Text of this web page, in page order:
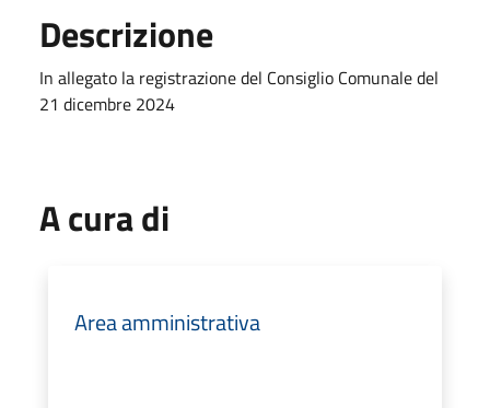
Descrizione
In allegato la registrazione del Consiglio Comunale del
21 dicembre 2024
A cura di
Area amministrativa